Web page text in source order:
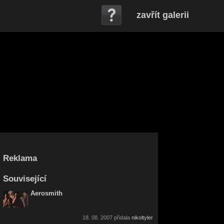
zavřít galerii
Reklama
Související
Aerosmith
18. 08. 2007 přidala nikoltyler